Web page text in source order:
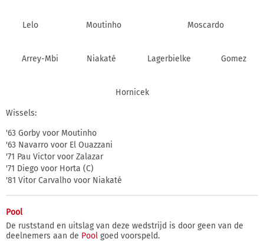
Lelo Moutinho Moscardo
Arrey-Mbi Niakaté Lagerbielke Gomez
Hornicek
Wissels:
'63 Gorby voor Moutinho
'63 Navarro voor El Ouazzani
'71 Pau Victor voor Zalazar
'71 Diego voor Horta (C)
'81 Vitor Carvalho voor Niakaté
Pool
De ruststand en uitslag van deze wedstrijd is door geen van de
deelnemers aan de Pool goed voorspeld.